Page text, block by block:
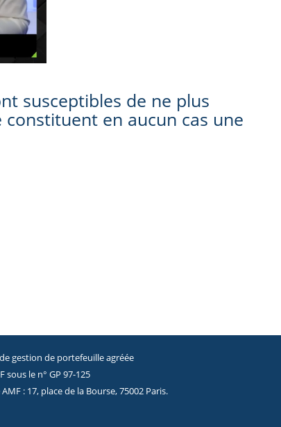
susceptibles de ne plus
en aucun cas une
gestion de portefeuille agréée
sous le n° GP 97-125
: 17, place de la Bourse, 75002 Paris.